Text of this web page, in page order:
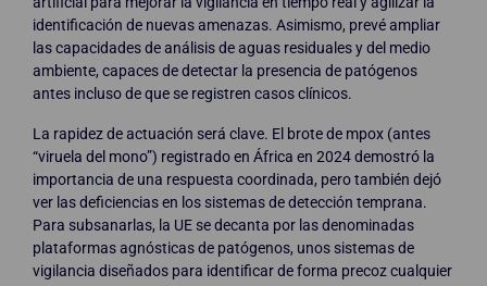
identificación de nuevas amenazas. Asimismo, prevé ampliar
las capacidades de análisis de aguas residuales y del medio
ambiente, capaces de detectar la presencia de patógenos
antes incluso de que se registren casos clínicos.
La rapidez de actuación será clave. El brote de mpox (antes
“viruela del mono”) registrado en África en 2024 demostró la
importancia de una respuesta coordinada, pero también dejó
ver las deficiencias en los sistemas de detección temprana.
Para subsanarlas, la UE se decanta por las denominadas
plataformas agnósticas de patógenos, unos sistemas de
vigilancia diseñados para identificar de forma precoz cualquier